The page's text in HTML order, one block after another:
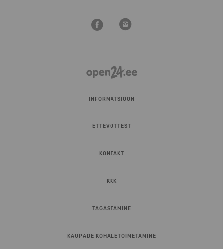
INFORMATSIOON
ETTEVÕTTEST
KONTAKT
KKK
TAGASTAMINE
KAUPADE KOHALETOIMETAMINE